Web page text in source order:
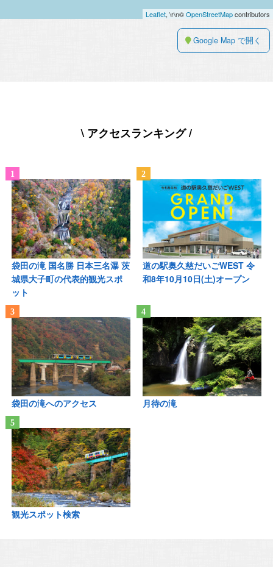
Leaflet, \r\n©OpenStreetMapcontributors
Google Map で開く
\ アクセスランキング /
袋田の滝 国名勝 日本三名瀑 茨
城県大子町の代表的観光スポ
ット
道の駅奥久慈だいごWEST 令
和8年10月10日(土)オープン
袋田の滝へのアクセス 月待の滝
観光スポット検索